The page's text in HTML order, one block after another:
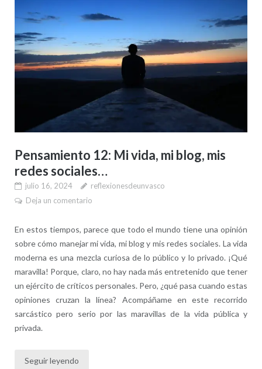
Pensamiento 12: Mi vida, mi blog, mis
redes sociales…
julio 16, 2024
reflexionesdeunvasco
Deja un comentario
En estos tiempos, parece que todo el mundo tiene una opinión
sobre cómo manejar mi vida, mi blog y mis redes sociales. La vida
moderna es una mezcla curiosa de lo público y lo privado. ¡Qué
maravilla! Porque, claro, no hay nada más entretenido que tener
un ejército de críticos personales. Pero, ¿qué pasa cuando estas
opiniones cruzan la línea? Acompáñame en este recorrido
sarcástico pero serio por las maravillas de la vida pública y
privada.
Seguir leyendo